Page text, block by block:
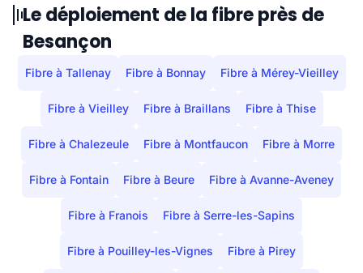
Le déploiement de la fibre près de
Besançon
Fibre à Tallenay Fibre à Bonnay Fibre à Mérey-Vieilley
Fibre à Vieilley Fibre à Braillans Fibre à Thise
Fibre à Chalezeule Fibre à Montfaucon Fibre à Morre
Fibre à Fontain Fibre à Beure Fibre à Avanne-Aveney
Fibre à Franois Fibre à Serre-les-Sapins
Fibre à Pouilley-les-Vignes Fibre à Pirey